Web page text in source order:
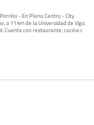
- En Pleno Centro - City
a 11 km de la Universidad de Vigo,
Cuenta con restaurante, cocina c